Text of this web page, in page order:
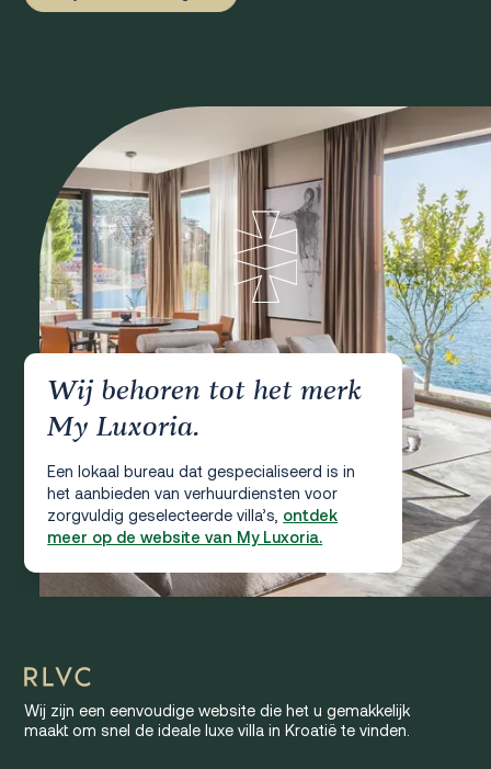
Wij behoren tot het merk
My Luxoria.
Een lokaal bureau dat gespecialiseerd is in
het aanbieden van verhuurdiensten voor
zorgvuldig geselecteerde villa’s, ontdek
meer op de website van My Luxoria.
Wij zijn een eenvoudige website die het u gemakkelijk
maakt om snel de ideale luxe villa in Kroatië te vinden.